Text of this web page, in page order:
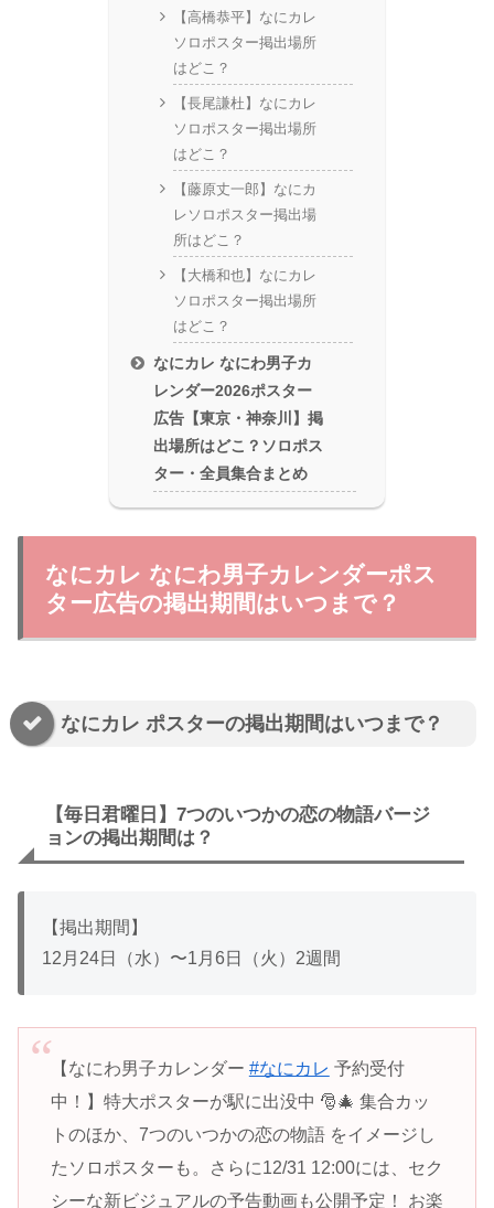
【高橋恭平】なにカレ
ソロポスター掲出場所
はどこ？
【長尾謙杜】なにカレ
ソロポスター掲出場所
はどこ？
【藤原丈一郎】なにカ
レソロポスター掲出場
所はどこ？
【大橋和也】なにカレ
ソロポスター掲出場所
はどこ？
なにカレ なにわ男子カ
レンダー2026ポスター
広告【東京・神奈川】掲
出場所はどこ？ソロポス
ター・全員集合まとめ
なにカレ なにわ男子カレンダーポス
ター広告の掲出期間はいつまで？
なにカレ ポスターの掲出期間はいつまで？
【毎日君曜日】7つのいつかの恋の物語バージ
ョンの掲出期間は？
【掲出期間】
12月24日（水）〜1月6日（火）2週間
【なにわ男子カレンダー #なにカレ 予約受付
中！】特大ポスターが駅に出没中 🎅🎄 集合カッ
トのほか、7つのいつかの恋の物語 をイメージし
たソロポスターも。さらに12/31 12:00には、セク
シーな新ビジュアルの予告動画も公開予定！ お楽